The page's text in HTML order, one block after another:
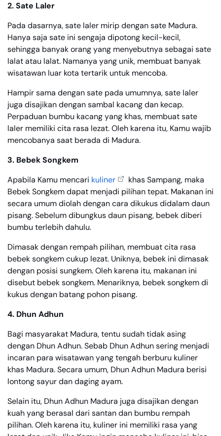
2. Sate Laler
Pada dasarnya, sate laler mirip dengan sate Madura.
Hanya saja sate ini sengaja dipotong kecil-kecil,
sehingga banyak orang yang menyebutnya sebagai sate
lalat atau lalat. Namanya yang unik, membuat banyak
wisatawan luar kota tertarik untuk mencoba.
Hampir sama dengan sate pada umumnya, sate laler
juga disajikan dengan sambal kacang dan kecap.
Perpaduan bumbu kacang yang khas, membuat sate
laler memiliki cita rasa lezat. Oleh karena itu, Kamu wajib
mencobanya saat berada di Madura.
3. Bebek Songkem
Apabila Kamu mencari kuliner
khas Sampang, maka
Bebek Songkem dapat menjadi pilihan tepat. Makanan ini
secara umum diolah dengan cara dikukus didalam daun
pisang. Sebelum dibungkus daun pisang, bebek diberi
bumbu terlebih dahulu.
Dimasak dengan rempah pilihan, membuat cita rasa
bebek songkem cukup lezat. Uniknya, bebek ini dimasak
dengan posisi sungkem. Oleh karena itu, makanan ini
disebut bebek songkem. Menariknya, bebek songkem di
kukus dengan batang pohon pisang.
4. Dhun Adhun
Bagi masyarakat Madura, tentu sudah tidak asing
dengan Dhun Adhun. Sebab Dhun Adhun sering menjadi
incaran para wisatawan yang tengah berburu kuliner
khas Madura. Secara umum, Dhun Adhun Madura berisi
lontong sayur dan daging ayam.
Selain itu, Dhun Adhun Madura juga disajikan dengan
kuah yang berasal dari santan dan bumbu rempah
pilihan. Oleh karena itu, kuliner ini memiliki rasa yang